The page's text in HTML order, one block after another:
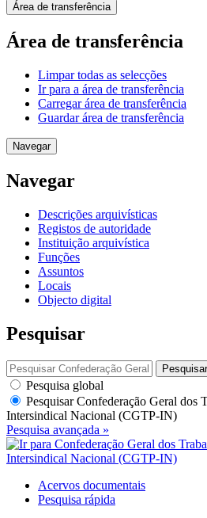
Área de transferência
Área de transferência
Limpar todas as selecções
Ir para a área de transferência
Carregar área de transferência
Guardar área de transferência
Navegar
Navegar
Descrições arquivísticas
Registos de autoridade
Instituição arquivística
Funções
Assuntos
Locais
Objecto digital
Pesquisar
Pesquisar
Pesquisa global
PesquisarConfederação Geral dos
Intersindical Nacional (CGTP-IN)
Pesquisa avançada »
Acervos documentais
Pesquisa rápida